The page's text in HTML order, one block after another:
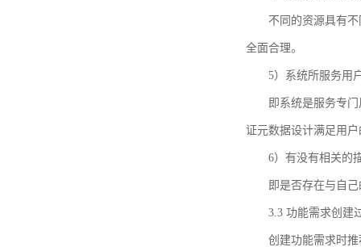
不同的资源具有
全面合理。
5）系统所服务用
即系统是服务专
证元数据设计满足用
6）有没有相关的
即是否存在与自
3.3 功能需求创建
创建功能需求时推